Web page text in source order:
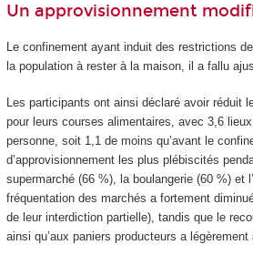
Un approvisionnement
Le confinement ayant induit des restrictions
la population à rester à la maison, il a fallu
Les participants ont ainsi déclaré avoir réduit
pour leurs courses alimentaires, avec 3,6
personne, soit 1,1 de moins qu’avant le
d’approvisionnement les plus plébiscités
supermarché (66 %), la boulangerie (60 %) et
fréquentation des marchés a fortement
de leur interdiction partielle), tandis que le
ainsi qu’aux paniers producteurs a légèrement